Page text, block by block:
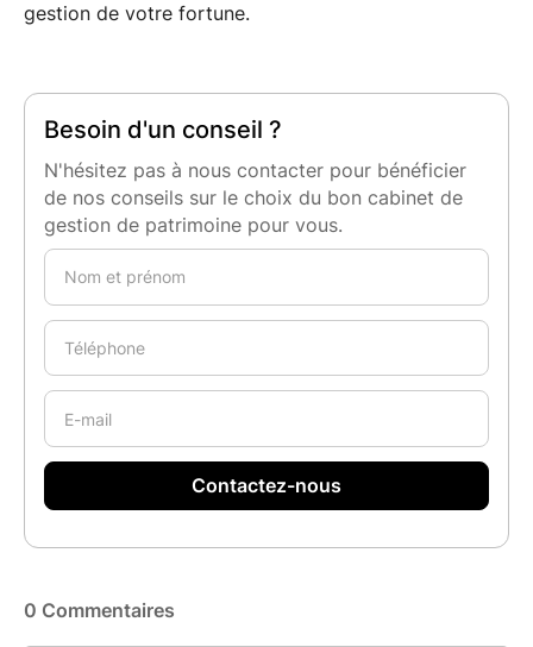
gestion de votre fortune.
Besoin d'un conseil ?
N'hésitez pas à nous contacter pour bénéficier
de nos conseils sur le choix du bon cabinet de
gestion de patrimoine pour vous.